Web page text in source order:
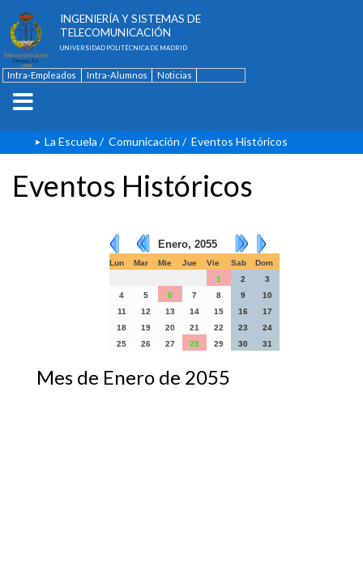
INGENIERÍA Y SISTEMAS DE
TELECOMUNICACIÓN
UNIVERSIDAD POLITÉCNICA DE MADRID
Intra-Empleados Intra-Alumnos
Noticias
La Escuela / Comunicación / Eventos Históricos
Eventos Históricos
Enero, 2055
Lun Mar Mie Jue Vie Sab
Dom
1
2
3
4
5 6 7 8 9
10
11
12 13 14 15 16
17
18
19 20 21 22 23
24
25
26 27 28 29 30 31
Mes de Enero de 2055